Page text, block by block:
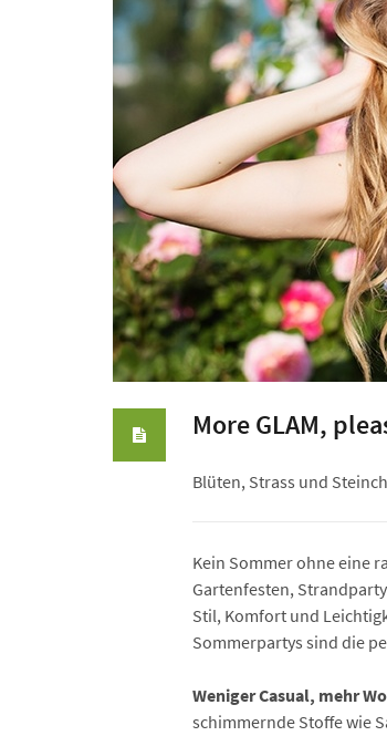
More GLAM,
Blüten, Strass und
Kein Sommer ohne eine
Gartenfesten,
Stil, Komfort und
Sommerpartys sind die
Weniger Casual, mehr
schimmernde Stoffe wie